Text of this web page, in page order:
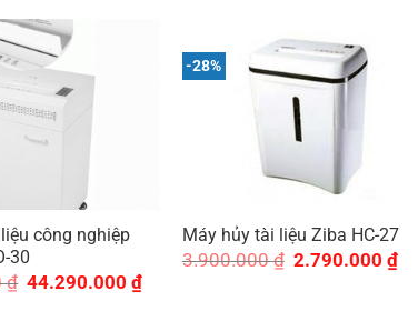
công nghiệp
30
₫ Giá
gốc
44.290.000₫Giá
-28%
Máy hủy tài liệu Ziba HC-27
3.900.000₫ Giá
gốc
2.790.000 ₫Giá
hiện